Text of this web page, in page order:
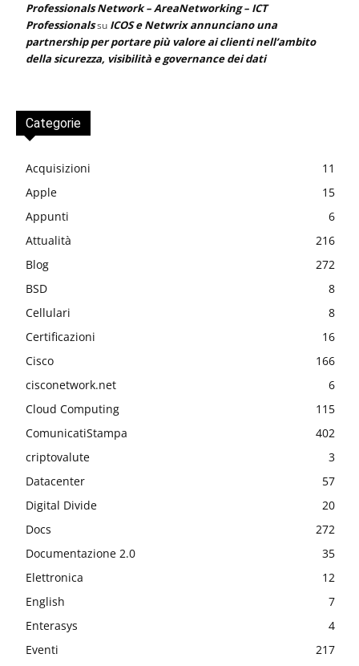
Professionals Network – AreaNetworking – ICT
Professionalssu ICOS e Netwrix annunciano una
partnership per portare più valore ai clienti nell’ambito
della sicurezza, visibilità e governance dei dati
Categorie
Acquisizioni
11
Apple
15
Appunti
6
Attualità
216
Blog
272
BSD
8
Cellulari
8
Certificazioni
16
Cisco
166
cisconetwork.net
6
Cloud Computing
115
ComunicatiStampa
402
criptovalute
3
Datacenter
57
Digital Divide
20
Docs
272
Documentazione 2.0
35
Elettronica
12
English
7
Enterasys
4
Eventi
217